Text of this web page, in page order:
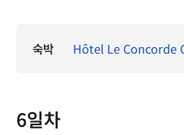
숙박 Hôtel Le Concorde
6일차